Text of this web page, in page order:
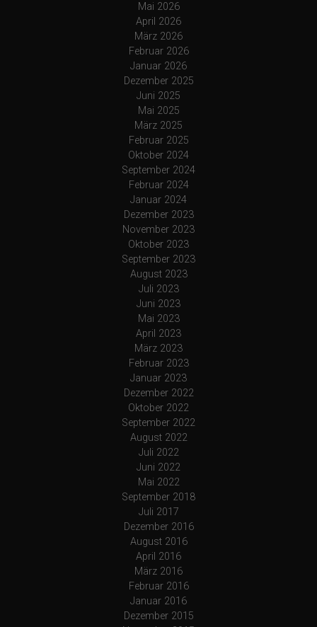
Mai 2026
April 2026
März 2026
Februar 2026
Januar 2026
Dezember 2025
Juni 2025
Mai 2025
März 2025
Februar 2025
Oktober 2024
September 2024
Februar 2024
Januar 2024
Dezember 2023
November 2023
Oktober 2023
September 2023
August 2023
Juli 2023
Juni 2023
Mai 2023
April 2023
März 2023
Februar 2023
Januar 2023
Dezember 2022
Oktober 2022
September 2022
August 2022
Juli 2022
Juni 2022
Mai 2022
September 2018
Juli 2017
Dezember 2016
August 2016
April 2016
März 2016
Februar 2016
Januar 2016
Dezember 2015